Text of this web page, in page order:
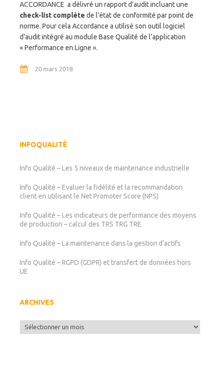
ACCORDANCE a délivré un rapport d’audit incluant une
check-list complète de l’état de conformité par point de
norme. Pour cela Accordance a utilisé son outil logiciel
d’audit intégré au module Base Qualité de l’application
« Performance en Ligne ».
20 mars 2018
INFOQUALITÉ
Info Qualité – Les 5 niveaux de maintenance industrielle
Info Qualité – Evaluer la fidélité et la recommandation
client en utilisant le Net Promoter Score (NPS)
Info Qualité – Les indicateurs de performance des moyens
de production – calcul des TRS TRG TRE
Info Qualité – La maintenance dans la gestion d’actifs
Info Qualité – RGPD (GDPR) et transfert de données hors
UE
ARCHIVES
Archives